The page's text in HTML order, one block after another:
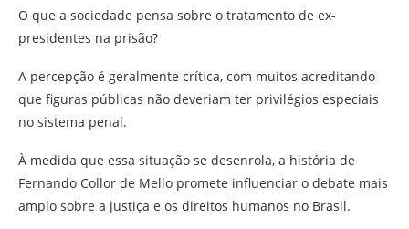
O que a sociedade pensa sobre o tratamento de ex-
presidentes na prisão?
A percepção é geralmente crítica, com muitos acreditando
que figuras públicas não deveriam ter privilégios especiais
no sistema penal.
À medida que essa situação se desenrola, a história de
Fernando Collor de Mello promete influenciar o debate mais
amplo sobre a justiça e os direitos humanos no Brasil.